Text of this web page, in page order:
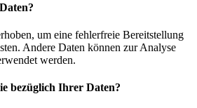
um eine fehlerfreie Bereitstellung
Andere Daten können zur Analyse
werden.
bezüglich Ihrer Daten?